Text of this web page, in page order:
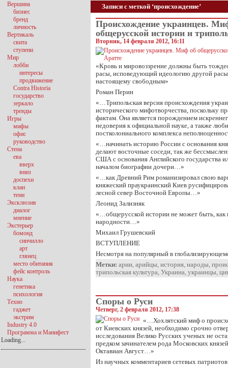
Записи с меткой ‘происхождение’
Происхождение украинцев.
общерусской истории и
Вторник, 14 февраля 2012, 16:11
«Кровь и мировоззрение должны быть
расы, исповедующий идеологию другой
настоящему свободным»
Роман Перин
«…Трипольская версия происхождения
исторического мифотворчества, поскольку
фактам. Она является порождением
недоверия к официальной науке, а также
постколониального комплекса
«…начинать историю России с основания
делают восточные соседи, так же
США с основания Английского государства
началом биографии дочери…»
«…как Древний Рим романизировал свою
княжеский праукраинский Киев
лесной север Восточной Европы…»
Леонид Зализняк
«…общерусской истории не может быть, как
народности…»
Михаил Грушевский
ВСТУПЛЕНИЕ
Несмотря на популярный в
Метки: арии, арийцы, история, народы,
трипольская культура, Украина, украинцы,
Споры о Руси
Четверг, 2 февраля 2012, 17:38
«…Хохлятский миф о
от Киевских князей, необходимо срочно
исследования Велико Русских ученых не
предком зачинателем рода Московских
Октавиан Август…»
Из научных комментариев сетевых
Вершина
бизнес
бренд
личность
Вертикаль
свита
ступени
Мир
лобби
интересы
продвижение
Contra Historia
государство
зеркало
тренды
Игры
мифы
офис
руководство
Стена
ева
вверх
вниз
доспехи
клан
тени
Эксклюзив
диалог
мнение
Экстерьер
бомонд
синчилло
арт
глянец
место обитания
фейс контроль
Наука
генетика
психология
Техно
гаджет
экстрим
Industry 4.0
Программа и Манифест
Loading...